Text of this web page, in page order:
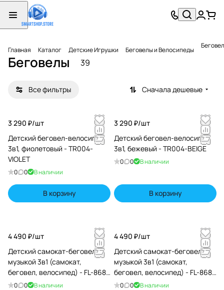
Главная Каталог Детские Игрушки Беговелы и Велосипеды
Беговелы 39
Все фильтры Сначала дешевые
3 290 ₽/шт
Детский беговел-велосипед
3в1, фиолетовый - TR004-
VIOLET
0 0 В наличии
В корзину
3 290 ₽/шт
Детский беговел-велосипед
3в1, бежевый - TR004-BEIGE
0 0 В наличии
В корзину
4 490 ₽/шт
Детский самокат-беговел с
музыкой 3в1 (самокат,
беговел, велосипед) - FL-868
черно-красный
0 0 В наличии
4 490 ₽/шт
Детский самокат-беговел с
музыкой 3в1 (самокат,
беговел, велосипед) - FL-868
черно-желтый
0 0 В наличии